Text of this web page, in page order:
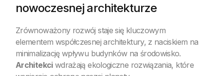
nowoczesnej architekturze
Zrównoważony rozwój staje się kluczowym
elementem współczesnej architektury, z naciskiem na
minimalizację wpływu budynków na środowisko.
Architekciwdrażają ekologiczne rozwiązania, które